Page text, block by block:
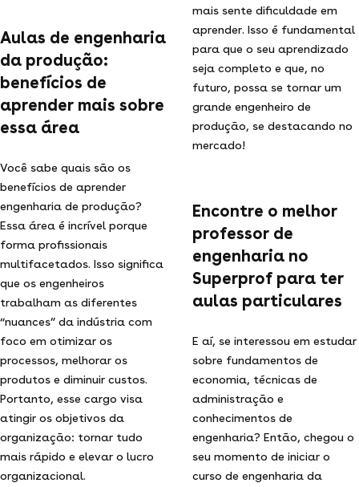
Aulas de engenharia
da produção:
benefícios de
aprender mais sobre
essa área
Você sabe quais são os
benefícios de aprender
engenharia de produção?
Essa área é incrível porque
forma profissionais
multifacetados. Isso significa
que os engenheiros
trabalham as diferentes
“nuances” da indústria com
foco em otimizar os
processos, melhorar os
produtos e diminuir custos.
Portanto, esse cargo visa
atingir os objetivos da
organização: tornar tudo
mais rápido e elevar o lucro
organizacional.
mais sente dificuldade em
aprender. Isso é fundamental
para que o seu aprendizado
seja completo e que, no
futuro, possa se tornar um
grande engenheiro de
produção, se destacando no
mercado!
Encontre o melhor
professor de
engenharia no
Superprof para ter
aulas particulares
E aí, se interessou em estudar
sobre fundamentos de
economia, técnicas de
administração e
conhecimentos de
engenharia? Então, chegou o
seu momento de iniciar o
curso de engenharia da